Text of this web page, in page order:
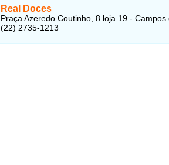
Real Doces
Praça Azeredo Coutinho, 8 loja 19 -
(22) 2735-1213